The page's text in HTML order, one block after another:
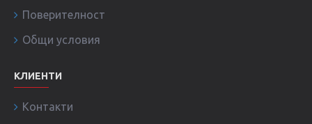
Поверителност
Общи условия
КЛИЕНТИ
Контакти